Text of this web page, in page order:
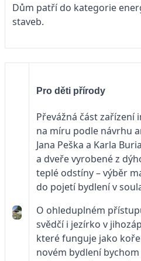
Dům patří do kategorie
staveb.
Pro děti přírody
Převážná část zařízení
na míru podle návrhu
Jana Peška a Karla
a dveře vyrobené z
teplé odstíny – výběr
do pojetí bydlení v
O ohleduplném
svědčí i jezírko v
které funguje jako
novém bydlení